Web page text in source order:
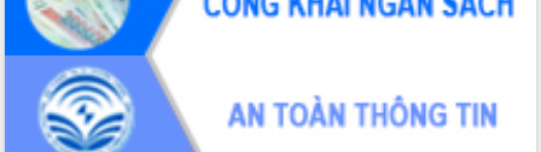
Tháo gỡ những vướng mắc, đẩy mạnh
công tác cải cách thủ tục hành chính
tại Trung tâm Phục vụ hành chính
công tỉnh
Đắk Lắk: Tôn vinh 46 giải pháp tại Hội
thi Sáng tạo Kỹ thuật 2024 - 2025